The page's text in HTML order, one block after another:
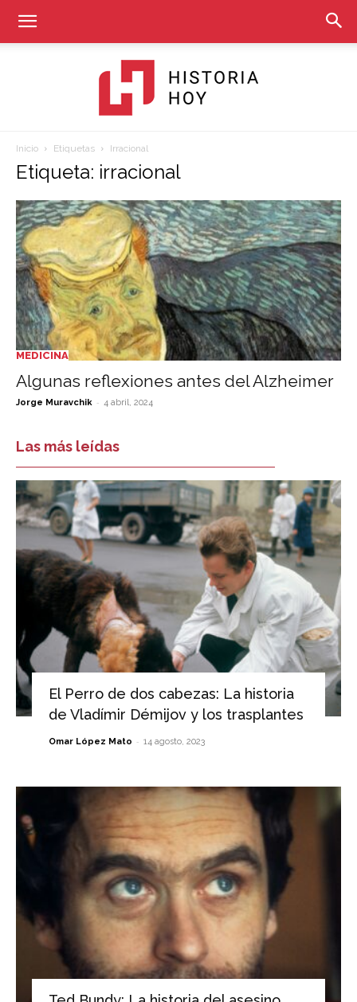
Hoy
Inicio Etiquetas Irracional
Etiqueta: irracional
MEDICINA
Algunas reflexiones antes del Alzheimer
Jorge Muravchik - 4 abril, 2024
Las más leídas
El Perro de dos cabezas: La historia
de Vladímir Démijov y los trasplantes
Omar López Mato - 14 agosto, 2023